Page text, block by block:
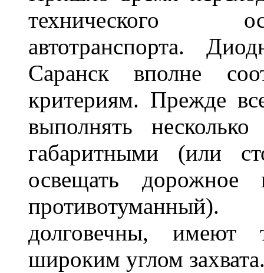
технического
автотранспорта.
Саранск вполне
критериям. Прежде
выполнять
габаритными (или
освещать
долговечны, имеют
широким углом